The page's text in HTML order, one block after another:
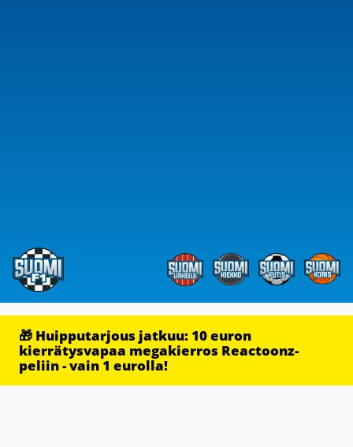
🎁 Huipputarjous jatkuu: 10 euron
kierrätysvapaa megakierros Reactoonz-
peliin - vain 1 eurolla!